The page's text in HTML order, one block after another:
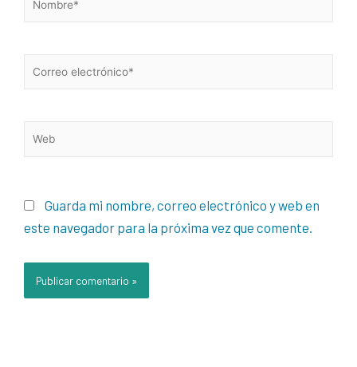
Correo
electrónico*
Web
Guarda mi nombre, correo electrónico y web en
este navegador para la próxima vez que comente.